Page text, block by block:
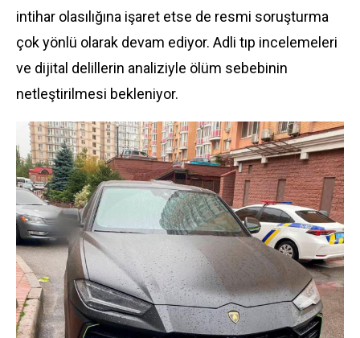
intihar olasılığına işaret etse de resmi soruşturma
çok yönlü olarak devam ediyor. Adli tıp incelemeleri
ve dijital delillerin analiziyle ölüm sebebinin
netleştirilmesi bekleniyor.